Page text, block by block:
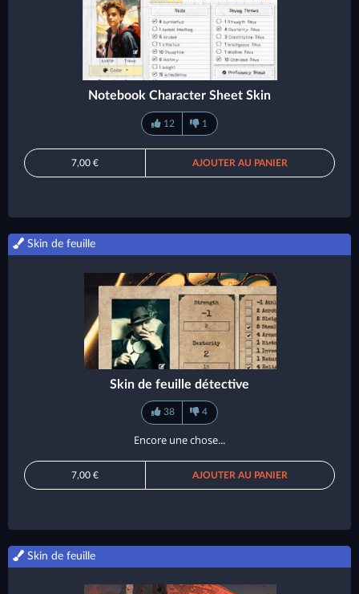
Notebook Character Sheet Skin
12 1
7,00 € AJOUTER AU PANIER
Skin de feuille
Skin de feuille détective
38 4
Encore une chose...
7,00 € AJOUTER AU PANIER
Skin de feuille